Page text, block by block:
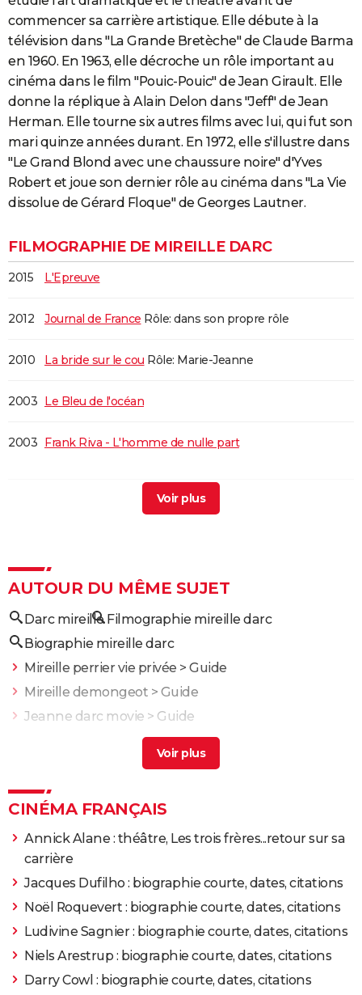
Destinations
City break
Voyage nature
Voyage de noces
Forum
Climat
+
PHOTO
BONS PLANS
CARTE DE VOEUX
Carte de Noël
Carte Bonne année
Carte Saint-Valentin
Carte Pâques
Carte d'anniversaire
DICTIONNAIRE
Dictionnaire
Biographies
Citations
Expressions
Proverbes
PROGRAMME TV
S'inscrire
Se connecter
Lycées
Collèges
Primaires
Universités
Entreprises
Service militaire
Avis de recherche
AVIS DE DÉCÈS
FORUM
commencer sa carrière artistique. Elle débute à la
télévision dans "La Grande Bretèche" de Claude Barma
en 1960. En 1963, elle décroche un rôle important au
cinéma dans le film "Pouic-Pouic" de Jean Girault. Elle
donne la réplique à Alain Delon dans "Jeff" de Jean
Herman. Elle tourne six autres films avec lui, qui fut son
mari quinze années durant. En 1972, elle s'illustre dans
"Le Grand Blond avec une chaussure noire" d'Yves
Robert et joue son dernier rôle au cinéma dans "La Vie
dissolue de Gérard Floque" de Georges Lautner.
FILMOGRAPHIE DE MIREILLE DARC
2015 L'Epreuve
2012 Journal de France Rôle: dans son propre rôle
2010 La bride sur le cou Rôle: Marie-Jeanne
2003 Le Bleu de l'océan
2003 Frank Riva - L'homme de nulle part
Terre Indigo - L'intégrale
1977 L'Homme pressé Rôle: Edwige
Les passagers Rôle: Nicole Le Tessier-Moineau
1976 L'ordinateur des pompes funèbres
Le Téléphone rose Rôle: Christiane
1974 Dis-moi que tu m'aimes
1974 Le Retour du grand blondRôle: Christine
1974 Les Seins de Glace
1974 Les Seins de glaceRôle: Peggy Lister
1973 Il n'y a pas de fumée sans feu
AUTOUR DU MÊME SUJET
Darc mireille Filmographie mireille darc
Biographie mireille darc
Mireille perrier vie privée > Guide
Mireille demongeot > Guide
Jeanne darc movie > Guide
> Guide
CINÉMA FRANÇAIS
Annick Alane : théâtre, Les trois frères...retour sur sa
carrière
Jacques Dufilho : biographie courte, dates, citations
Noël Roquevert : biographie courte, dates, citations
Ludivine Sagnier : biographie courte, dates, citations
Niels Arestrup : biographie courte, dates, citations
Darry Cowl : biographie courte, dates, citations